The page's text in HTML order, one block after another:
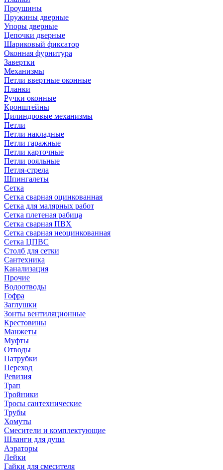
Проушины
Пружины дверные
Упоры дверные
Цепочки дверные
Шариковый фиксатор
Оконная фурнитура
Завертки
Механизмы
Петли ввертные оконные
Планки
Ручки оконные
Кронштейны
Цилиндровые механизмы
Петли
Петли накладные
Петли гаражные
Петли карточные
Петли рояльные
Петля-стрела
Шпингалеты
Сетка
Сетка сварная оцинкованная
Сетка для малярных работ
Сетка плетеная рабица
Сетка сварная ПВХ
Сетка сварная неоцинкованная
Сетка ЦПВС
Столб для сетки
Сантехника
Канализация
Прочие
Водоотводы
Гофра
Заглушки
Зонты вентиляционные
Крестовины
Манжеты
Муфты
Отводы
Патрубки
Переход
Ревизия
Трап
Тройники
Тросы сантехнические
Трубы
Хомуты
Смесители и комплектующие
Шланги для душа
Аэраторы
Лейки
Гайки для смесителя